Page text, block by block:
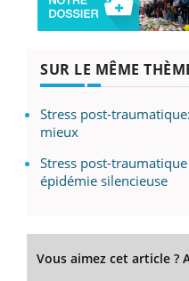
SUR LE MÊME
Stress post-
mieux
Stress post-
épidémie silencieuse
Vous aimez cet article ?